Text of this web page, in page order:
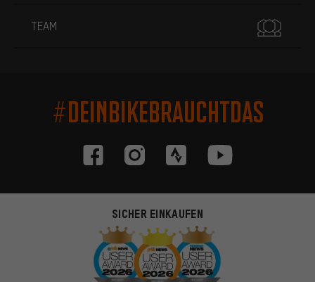
TEAM
#DEINBIKEBRAUCHTDAS
SICHER EINKAUFEN